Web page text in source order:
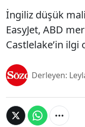
İngiliz düşük
EasyJet, ABD
Castlelake’in ilgi
Derleyen: